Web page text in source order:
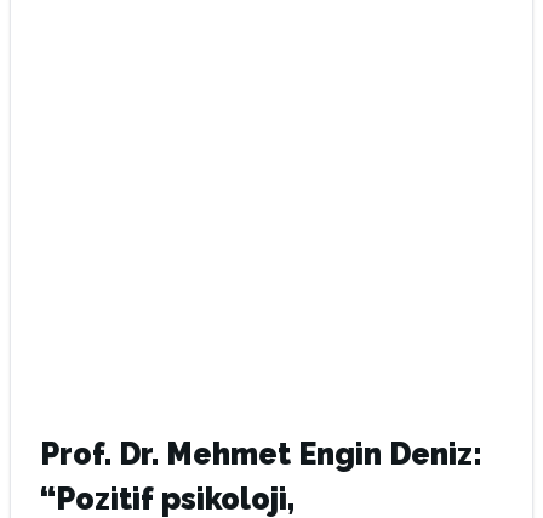
Prof. Dr. Mehmet Engin Deniz:
“Pozitif psikoloji,